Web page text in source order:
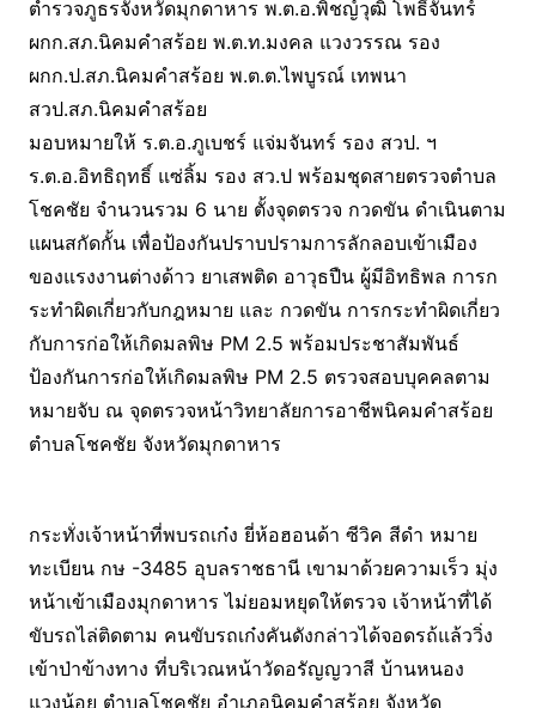
ตำรวจภูธรจังหวัดมุกดาหาร พ.ต.อ.พิชญ์วุฒิ โพธิ์จันทร์
ผกก.สภ.นิคมคำสร้อย พ.ต.ท.มงคล แวงวรรณ รอง
ผกก.ป.สภ.นิคมคำสร้อย พ.ต.ต.ไพบูรณ์ เทพนา
สวป.สภ.นิคมคำสร้อย
มอบหมายให้ ร.ต.อ.ภูเบชร์ แจ่มจันทร์ รอง สวป. ฯ
ร.ต.อ.อิทธิฤทธิ์ แซ่ลิ้ม รอง สว.ป พร้อมชุดสายตรวจตำบล
โชคชัย จำนวนรวม 6 นาย ตั้งจุดตรวจ กวดขัน ดำเนินตาม
แผนสกัดกั้น เพื่อป้องกันปราบปรามการลักลอบเข้าเมือง
ของแรงงานต่างด้าว ยาเสพติด อาวุธปืน ผู้มีอิทธิพล การก
ระทำผิดเกี่ยวกับกฎหมาย และ กวดขัน การกระทำผิดเกี่ยว
กับการก่อให้เกิดมลพิษ PM 2.5 พร้อมประชาสัมพันธ์
ป้องกันการก่อให้เกิดมลพิษ PM 2.5 ตรวจสอบบุคคลตาม
หมายจับ ณ จุดตรวจหน้าวิทยาลัยการอาชีพนิคมคำสร้อย
ตำบลโชคชัย จังหวัดมุกดาหาร
กระทั่งเจ้าหน้าที่พบรถเก๋ง ยี่ห้อฮอนด้า ซีวิค สีดำ หมาย
ทะเบียน กษ -3485 อุบลราชธานี เขามาด้วยความเร็ว มุ่ง
หน้าเข้าเมืองมุกดาหาร ไม่ยอมหยุดให้ตรวจ เจ้าหน้าที่ได้
ขับรถไล่ติดตาม คนขับรถเก๋งคันดังกล่าวได้จอดรถ้แล้ววิ่ง
เข้าป่าข้างทาง ที่บริเวณหน้าวัดอรัญญวาสี บ้านหนอง
แวงน้อย ตำบลโชคชัย อำเภอนิคมคำสร้อย จังหวัด